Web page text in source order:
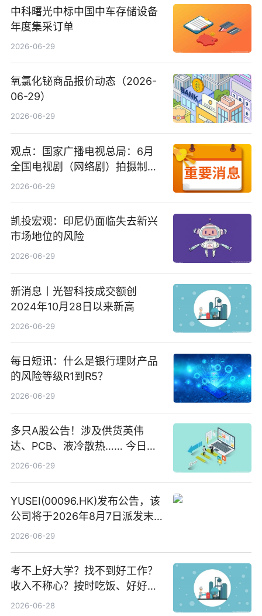
中科曙光中标中国中车存储设备
年度集采订单
2026-06-29
氧氯化铋商品报价动态（2026-
06-29）
2026-06-29
观点：国家广播电视总局：6月
全国电视剧（网络剧）拍摄制作
备案公示剧目197部
2026-06-29
凯投宏观：印尼仍面临失去新兴
市场地位的风险
2026-06-29
新消息丨光智科技成交额创
2024年10月28日以来新高
2026-06-29
每日短讯：什么是银行理财产品
的风险等级R1到R5？
2026-06-29
多只A股公告！涉及供货英伟
达、PCB、液冷散热…… 今日快
讯
2026-06-29
YUSEI(00096.HK)发布公告，该
公司将于2026年8月7日派发末
期股息每股人民币0.013元 每日
2026-06-29
考不上好大学？找不到好工作？
收入不称心？按时吃饭、好好睡
觉
2026-06-28